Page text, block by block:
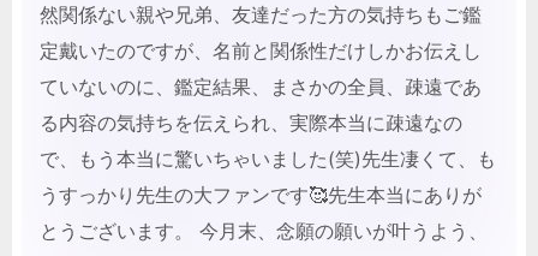
然関係ない親や兄弟、友達だった方の気持ちもご鑑
定戴いたのですが、名前と関係性だけしかお伝えし
ていないのに、鑑定結果、まさかの全員、疎遠であ
る内容の気持ちを伝えられ、実際本当に疎遠なの
で、もう本当に驚いちゃいました(笑)先生凄くて、も
うすっかり先生の大ファンです🥰先生本当にありが
とうございます。 今月末、念願の願いが叶うよう、